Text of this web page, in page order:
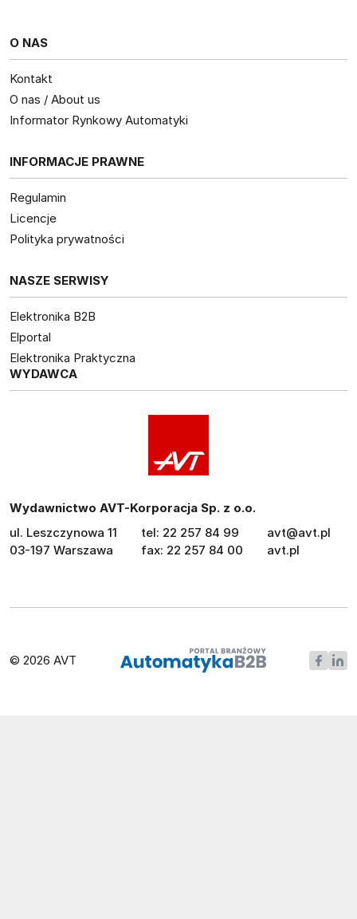
O NAS
Kontakt
O nas / About us
Informator Rynkowy Automatyki
INFORMACJE PRAWNE
Regulamin
Licencje
Polityka prywatności
NASZE SERWISY
Elektronika B2B
Elportal
Elektronika Praktyczna
WYDAWCA
Wydawnictwo AVT-Korporacja Sp. z o.o.
ul. Leszczynowa 11
03-197 Warszawa
tel: 22 257 84 99
fax: 22 257 84 00
avt@avt.pl
avt.pl
© 2026 AVT